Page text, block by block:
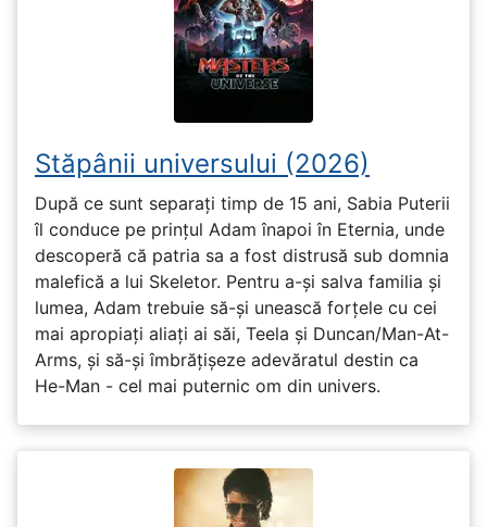
Stăpânii universului (2026)
După ce sunt separați timp de 15 ani, Sabia Puterii
îl conduce pe prințul Adam înapoi în Eternia, unde
descoperă că patria sa a fost distrusă sub domnia
malefică a lui Skeletor. Pentru a-și salva familia și
lumea, Adam trebuie să-și unească forțele cu cei
mai apropiați aliați ai săi, Teela și Duncan/Man-At-
Arms, și să-și îmbrățișeze adevăratul destin ca
He-Man - cel mai puternic om din univers.